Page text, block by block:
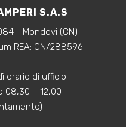
S.A.S
- Mondovi (CN)
REA: CN/288596
orario di ufficio
08,30 – 12,00